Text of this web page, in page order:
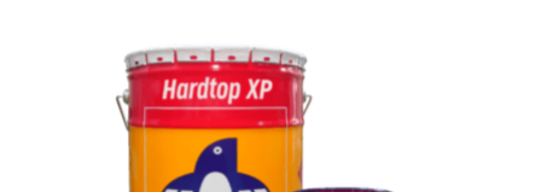
Hardtop XP